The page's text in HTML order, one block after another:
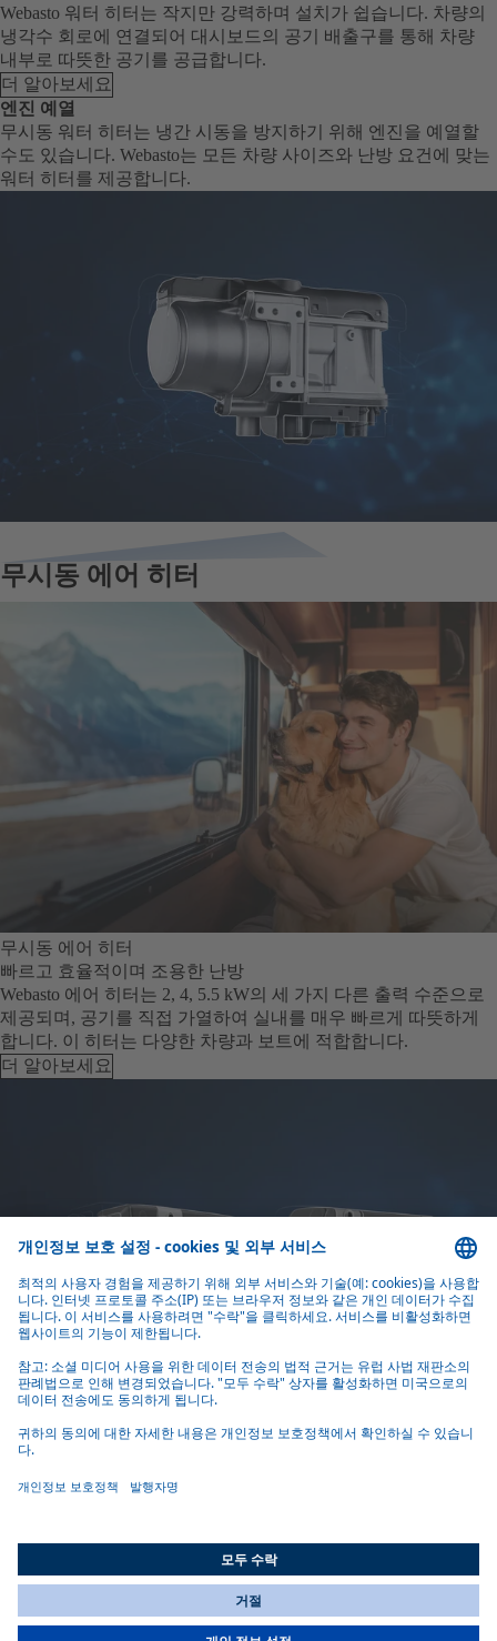
Webasto 워터 히터는 작지만 강력하며 설치가 쉽습니다. 차량의
냉각수 회로에 연결되어 대시보드의 공기 배출구를 통해 차량
내부로 따뜻한 공기를 공급합니다.
더 알아보세요
엔진 예열
무시동 워터 히터는 냉간 시동을 방지하기 위해 엔진을 예열할
수도 있습니다. Webasto는 모든 차량 사이즈와 난방 요건에 맞는
워터 히터를 제공합니다.
무시동 에어 히터
무시동 에어 히터
빠르고 효율적이며 조용한 난방
Webasto 에어 히터는 2, 4, 5.5 kW의 세 가지 다른 출력 수준으로
제공되며, 공기를 직접 가열하여 실내를 매우 빠르게 따뜻하게
합니다. 이 히터는 다양한 차량과 보트에 적합합니다.
더 알아보세요
다용도 제품
실내 크기와 난방 요구 사항에 따라 공기 공급 및 분배를 포함한
All Countries